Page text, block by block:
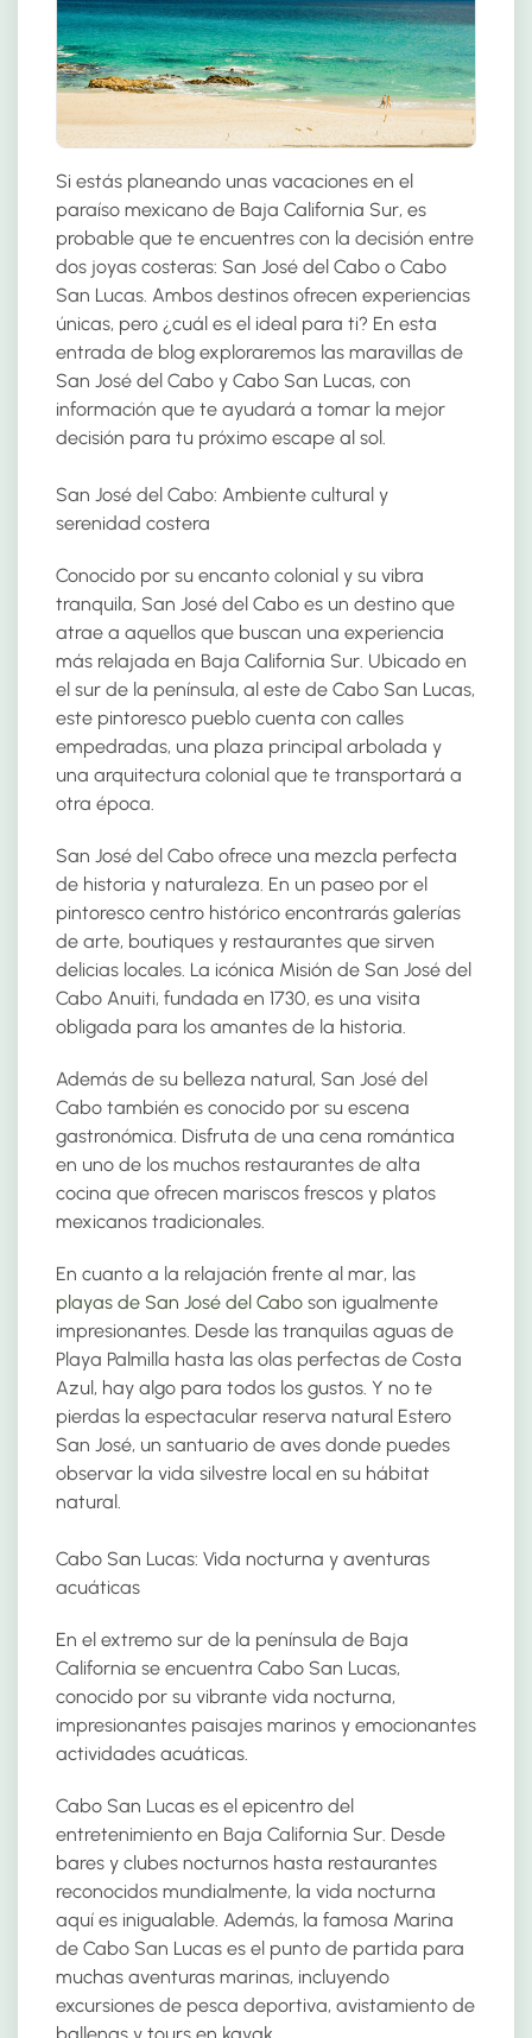
Si estás planeando unas vacaciones en el
paraíso mexicano de Baja California Sur, es
probable que te encuentres con la decisión entre
dos joyas costeras: San José del Cabo o Cabo
San Lucas. Ambos destinos ofrecen experiencias
únicas, pero ¿cuál es el ideal para ti? En esta
entrada de blog exploraremos las maravillas de
San José del Cabo y Cabo San Lucas, con
información que te ayudará a tomar la mejor
decisión para tu próximo escape al sol.
San José del Cabo: Ambiente cultural y
serenidad costera
Conocido por su encanto colonial y su vibra
tranquila, San José del Cabo es un destino que
atrae a aquellos que buscan una experiencia
más relajada en Baja California Sur. Ubicado en
el sur de la península, al este de Cabo San Lucas,
este pintoresco pueblo cuenta con calles
empedradas, una plaza principal arbolada y
una arquitectura colonial que te transportará a
otra época.
San José del Cabo ofrece una mezcla perfecta
de historia y naturaleza. En un paseo por el
pintoresco centro histórico encontrarás galerías
de arte, boutiques y restaurantes que sirven
delicias locales. La icónica Misión de San José del
Cabo Anuiti, fundada en 1730, es una visita
obligada para los amantes de la historia.
Además de su belleza natural, San José del
Cabo también es conocido por su escena
gastronómica. Disfruta de una cena romántica
en uno de los muchos restaurantes de alta
cocina que ofrecen mariscos frescos y platos
mexicanos tradicionales.
En cuanto a la relajación frente al mar, las
playas de San José del Cabo son igualmente
impresionantes. Desde las tranquilas aguas de
Playa Palmilla hasta las olas perfectas de Costa
Azul, hay algo para todos los gustos. Y no te
pierdas la espectacular reserva natural Estero
San José, un santuario de aves donde puedes
observar la vida silvestre local en su hábitat
natural.
Cabo San Lucas: Vida nocturna y aventuras
acuáticas
En el extremo sur de la península de Baja
California se encuentra Cabo San Lucas,
conocido por su vibrante vida nocturna,
impresionantes paisajes marinos y emocionantes
actividades acuáticas.
Cabo San Lucas es el epicentro del
entretenimiento en Baja California Sur. Desde
bares y clubes nocturnos hasta restaurantes
reconocidos mundialmente, la vida nocturna
aquí es inigualable. Además, la famosa Marina
de Cabo San Lucas es el punto de partida para
muchas aventuras marinas, incluyendo
excursiones de pesca deportiva, avistamiento de